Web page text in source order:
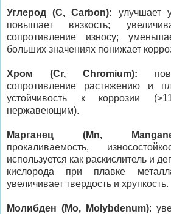
Углерод (C, Carbon): улучшает
повышает вязкость;
сопротивление износу;
больших значениях понижает
Хром (Cr, Chromium):
сопротивление растяжению и
устойчивость к коррозии
нержавеющим).
Марганец (Mn,
прокаливаемость,
используется как раскислитель и
кислорода при плавке
увеличивает твердость и хрупкость.
Молибден (Mo, Molybdenum):